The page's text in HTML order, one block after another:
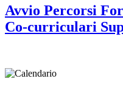
Avvio Percorsi
Co-curriculari